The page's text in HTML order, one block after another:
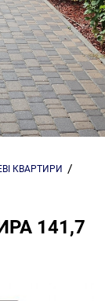
КВАРТИРИ
141,7